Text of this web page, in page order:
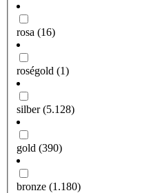
rosa (16)
roségold (1)
silber(5.128)
gold (390)
bronze (1.180)